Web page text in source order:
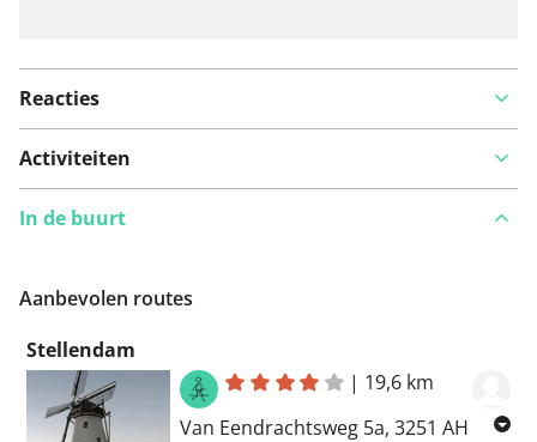
Reacties
Activiteiten
In de buurt
Aanbevolen routes
Stellendam
| 19,6 km
Van Eendrachtsweg 5a, 3251 AH